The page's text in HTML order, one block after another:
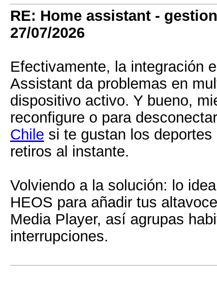
RE: Home assistant -
27/07/2026
Efectivamente, la integración
Assistant da problemas en
dispositivo activo. Y bueno,
reconfigure o para
Chile si te gustan los
retiros al instante.
Volviendo a la solución: lo
HEOS para añadir tus
Media Player, así agrupas
interrupciones.